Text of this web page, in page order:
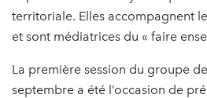
territoriale. Elles accompagnent
et sont médiatrices du « faire
La première session du groupe
septembre a été l’occasion de